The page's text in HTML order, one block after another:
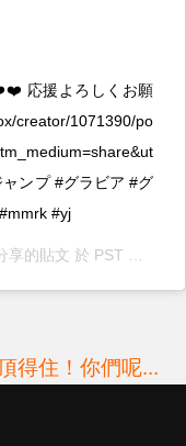
応援よろしくお願
creator/1071390/po
ンプ #グラビア #グ
#yj
年 2月 月 24 日 上午 3:32 張貼
得住！你們呢...